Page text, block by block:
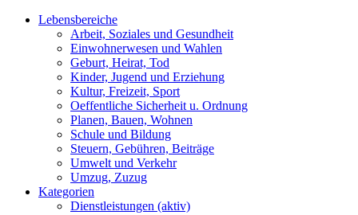
Lebensbereiche
Arbeit, Soziales und Gesundheit
Einwohnerwesen und Wahlen
Geburt, Heirat, Tod
Kinder, Jugend und Erziehung
Kultur, Freizeit, Sport
Oeffentliche Sicherheit u. Ordnung
Planen, Bauen, Wohnen
Schule und Bildung
Steuern, Gebühren, Beiträge
Umwelt und Verkehr
Umzug, Zuzug
Kategorien
Dienstleistungen (aktiv)